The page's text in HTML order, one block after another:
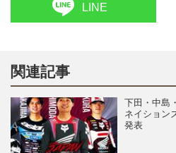
LINE
関連記事
下田・中島
ネイション
発表